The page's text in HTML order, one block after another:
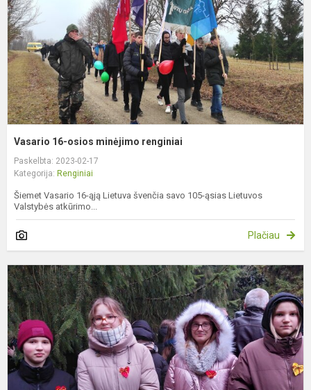
Vasario 16-osios minėjimo renginiai
Paskelbta: 2023-02-17
Kategorija: Renginiai
Šiemet Vasario 16-ąją Lietuva švenčia savo 105-ąsias Lietuvos
Valstybės atkūrimo...
Plačiau